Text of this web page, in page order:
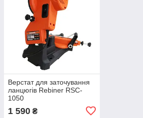
Верстат для заточування
ланцюгів Rebiner RSC-
1050
1 590 ₴